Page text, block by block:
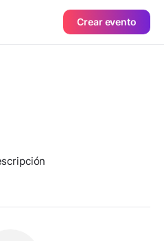
Crear evento